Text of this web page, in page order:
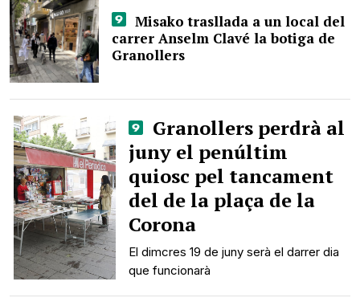
Misako trasllada a un local del
carrer Anselm Clavé la botiga de
Granollers
Granollers perdrà al
juny el penúltim
quiosc pel tancament
del de la plaça de la
Corona
El dimcres 19 de juny serà el darrer dia
que funcionarà